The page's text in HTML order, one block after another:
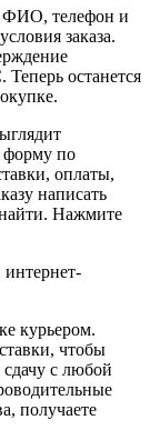
ФИО, телефон и
заказа.
останется
форму по
оплаты,
написать
Нажмите
курьером.
чтобы
сдачу с любой
получаете